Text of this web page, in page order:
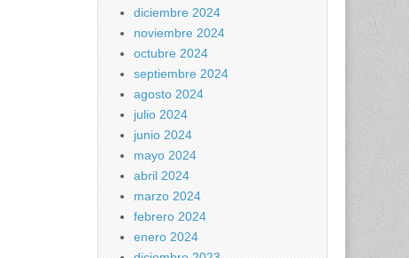
diciembre 2024
noviembre 2024
octubre 2024
septiembre 2024
agosto 2024
julio 2024
junio 2024
mayo 2024
abril 2024
marzo 2024
febrero 2024
enero 2024